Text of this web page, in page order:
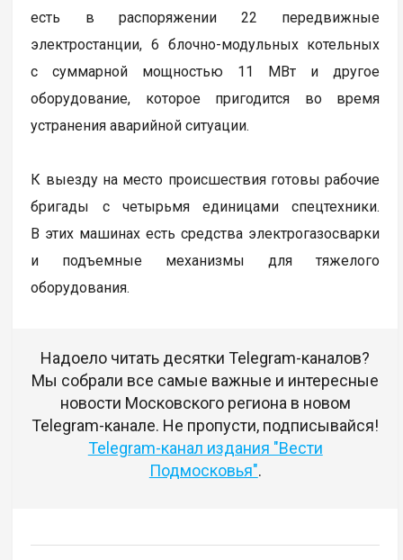
есть в распоряжении 22 передвижные
электростанции, 6 блочно-модульных котельных
с суммарной мощностью 11 МВт и другое
оборудование, которое пригодится во время
устранения аварийной ситуации.
К выезду на место происшествия готовы рабочие
бригады с четырьмя единицами спецтехники.
В этих машинах есть средства электрогазосварки
и подъемные механизмы для тяжелого
оборудования.
Надоело читать десятки Telegram-каналов?
Мы собрали все самые важные и интересные
новости Московского региона в новом
Telegram-канале. Не пропусти, подписывайся!
Telegram-канал издания "Вести
Подмосковья".